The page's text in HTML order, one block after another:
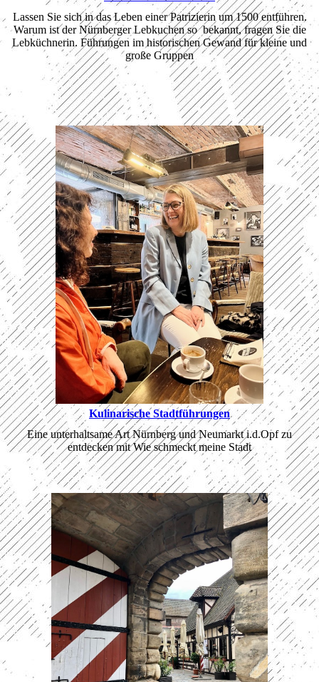
Lassen Sie sich in das Leben einer Patrizierin um 1500 entführen.
Warum ist der Nürnberger Lebkuchen so bekannt, fragen Sie die
Lebküchnerin. Führungen im historischen Gewand für kleine und
große Gruppen
Kulinarische Stadtführungen
Eine unterhaltsame Art Nürnberg und Neumarkt i.d.Opf zu
entdecken mit Wie schmeckt meine Stadt